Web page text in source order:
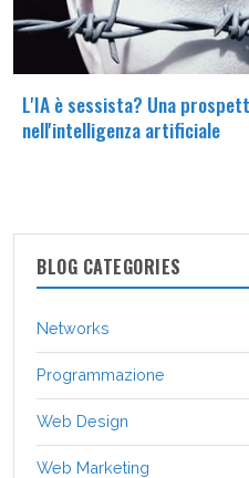
L'IA è sessista? Una
nell'intelligenza artificiale
BLOG CATEGORIES
Networks
Programmazione
Web Design
Web Marketing